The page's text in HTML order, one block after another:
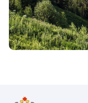
Виртуальная приемная
Контакты
Трансляции заседаний
Полезные ресурсы